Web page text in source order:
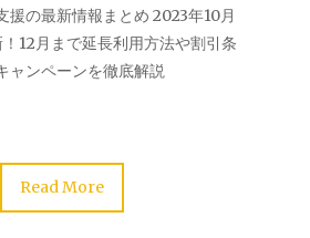
援の最新情報まとめ 2023年10月
12月まで延長利用方法や割引条
ャンペーンを徹底解説
Read More